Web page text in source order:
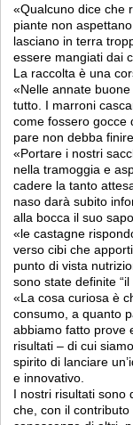
«Qualcuno dice che
piante non
lasciano in terra
essere mangiati dai
La raccolta è una
«Nelle annate
tutto. I marroni
come fossero gocce
pare non debba
«Portare i nostri
nella tramoggia e
cadere la tanto
naso darà subito
alla bocca il suo
«le castagne
verso cibi che
punto di vista
sono state definite “il
«La cosa curiosa è
consumo, a quanto
abbiamo fatto prove
risultati – di cui
spirito di lanciare
e innovativo.
I nostri risultati sono
che, con il